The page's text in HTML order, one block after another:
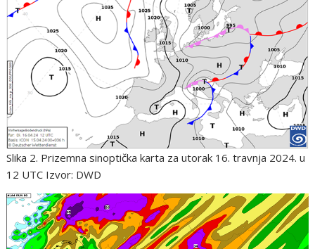
Slika 2. Prizemna sinoptička karta za utorak 16. travnja 2024. u
12 UTC Izvor: DWD